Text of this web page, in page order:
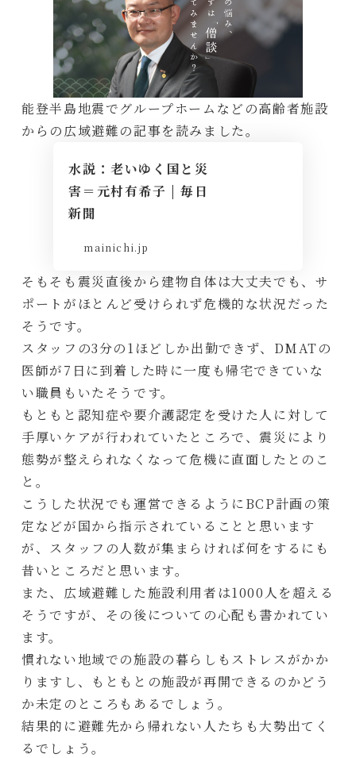
能登半島地震でグループホームなどの高齢者施設
からの広域避難の記事を読みました。
水説：老いゆく国と災
害＝元村有希子 | 毎日
新聞
mainichi.jp
そもそも震災直後から建物自体は大丈夫でも、サ
ポートがほとんど受けられず危機的な状況だった
そうです。
スタッフの3分の1ほどしか出勤できず、DMATの
医師が7日に到着した時に一度も帰宅できていな
い職員もいたそうです。
もともと認知症や要介護認定を受けた人に対して
手厚いケアが行われていたところで、震災により
態勢が整えられなくなって危機に直面したとのこ
と。
こうした状況でも運営できるようにBCP計画の策
定などが国から指示されていることと思います
が、スタッフの人数が集まらければ何をするにも
昔いところだと思います。
また、広域避難した施設利用者は1000人を超える
そうですが、その後についての心配も書かれてい
ます。
慣れない地域での施設の暮らしもストレスがかか
りますし、もともとの施設が再開できるのかどう
か未定のところもあるでしょう。
結果的に避難先から帰れない人たちも大勢出てく
るでしょう。